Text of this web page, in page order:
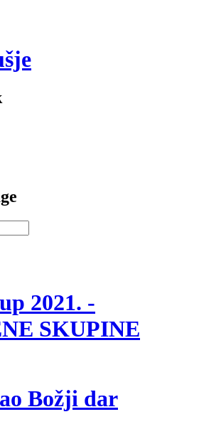
2021. -
SKUPINE
Božji dar